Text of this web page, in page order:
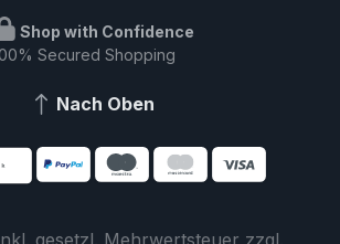
Shop with Confidence
Secured Shopping
Nach Oben